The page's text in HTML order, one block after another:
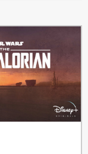
ستسنح الفرصة أمام
الفيلم الذي
عدة جوائز. وتركّز
الصداقة وقوة